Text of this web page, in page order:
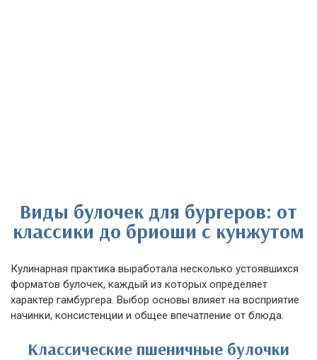
Виды булочек для бургеров: от
классики до бриоши с кунжутом
Кулинарная практика выработала несколько устоявшихся
форматов булочек, каждый из которых определяет
характер гамбургера. Выбор основы влияет на восприятие
начинки, консистенции и общее впечатление от блюда.
Классические пшеничные булочки